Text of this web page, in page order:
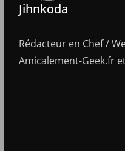
Jihnkoda
Rédacteur en Chef /
Amicalement-Geek.fr